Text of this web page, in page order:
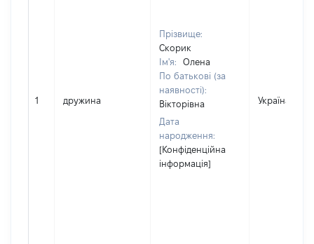
1 дружина
Прізвище:
Скорик
Ім'я:
Олена
По батькові (за
наявності):
Вікторівна
Дата
народження:
[Конфіденційна
інформація]
Україна